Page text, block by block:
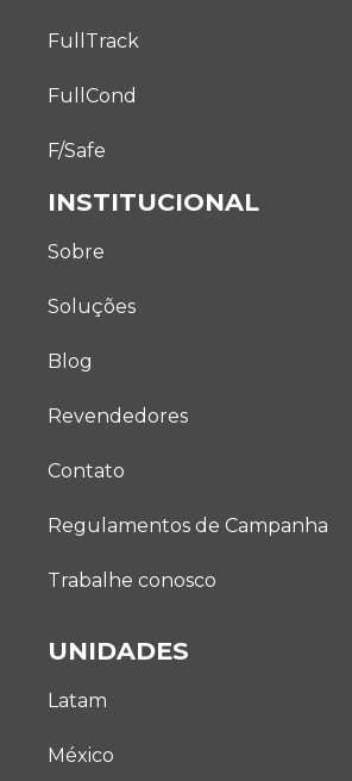
FullTrack
FullCond
F/Safe
INSTITUCIONAL
Sobre
Soluções
Blog
Revendedores
Contato
Regulamentos de Campanha
Trabalhe conosco
UNIDADES
Latam
México